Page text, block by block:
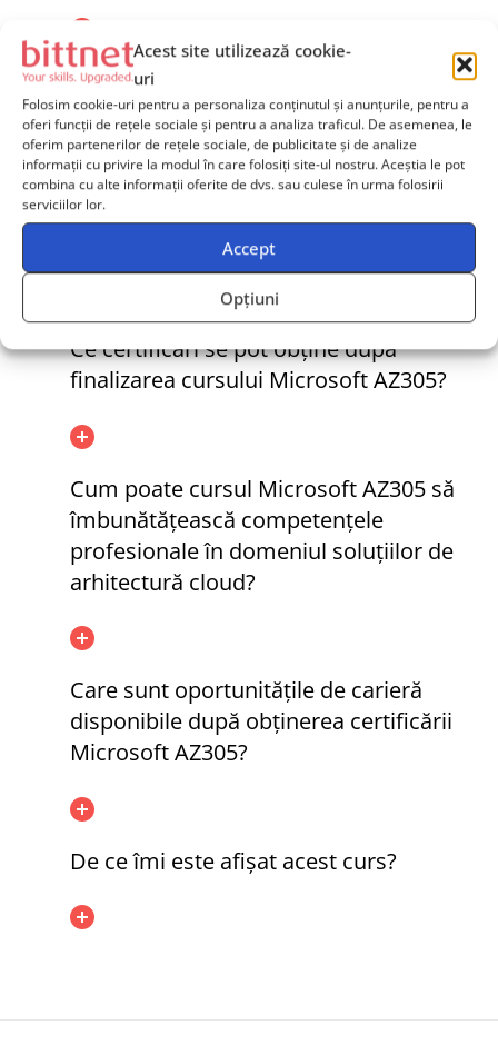
Acest site utilizează cookie-
uri
Folosim cookie-uri pentru a personaliza conținutul și anunțurile, pentru a
oferi funcții de rețele sociale și pentru a analiza traficul. De asemenea, le
oferim partenerilor de rețele sociale, de publicitate și de analize
informații cu privire la modul în care folosiți site-ul nostru. Aceștia le pot
combina cu alte informații oferite de dvs. sau culese în urma folosirii
serviciilor lor.
Accept
Opțiuni
Obiectivele principale ale cursului Microsoft AZ305
sunt să dezvolte competențele necesare pentru a
proiecta soluții de infrastructură și gestionare în
cloud pe platforma Microsoft Azure, să
îmbunătățească abilitățile de planificare și
implementare a arhitecturilor de cloud și să
pregătească participanții pentru certificarea
Microsoft Certified: Azure Solutions Architect
Ce certificări se pot obține după
finalizarea cursului Microsoft AZ305?
Cum poate cursul Microsoft AZ305 să
îmbunătățească competențele
profesionale în domeniul soluțiilor de
arhitectură cloud?
Care sunt oportunitățile de carieră
disponibile după obținerea certificării
Microsoft AZ305?
De ce îmi este afișat acest curs?